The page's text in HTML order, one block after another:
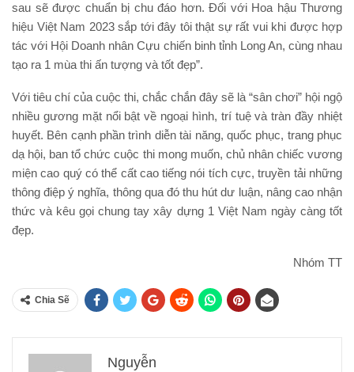
sau sẽ được chuẩn bị chu đáo hơn. Đối với Hoa hậu Thương
hiệu Việt Nam 2023 sắp tới đây tôi thật sự rất vui khi được hợp
tác với Hội Doanh nhân Cựu chiến binh tỉnh Long An, cùng nhau
tạo ra 1 mùa thi ấn tượng và tốt đẹp”.
Với tiêu chí của cuộc thi, chắc chắn đây sẽ là “sân chơi” hội ngộ
nhiều gương mặt nổi bật về ngoại hình, trí tuệ và tràn đầy nhiệt
huyết. Bên cạnh phần trình diễn tài năng, quốc phục, trang phục
dạ hội, ban tổ chức cuộc thi mong muốn, chủ nhân chiếc vương
miện cao quý có thể cất cao tiếng nói tích cực, truyền tải những
thông điệp ý nghĩa, thông qua đó thu hút dư luận, nâng cao nhận
thức và kêu gọi chung tay xây dựng 1 Việt Nam ngày càng tốt
đẹp.
Nhóm TT
Chia Sẽ
Nguyễn